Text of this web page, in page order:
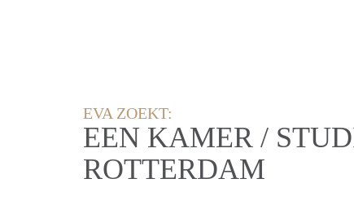
EVA ZOEKT:
EEN KAMER /
ROTTERDAM